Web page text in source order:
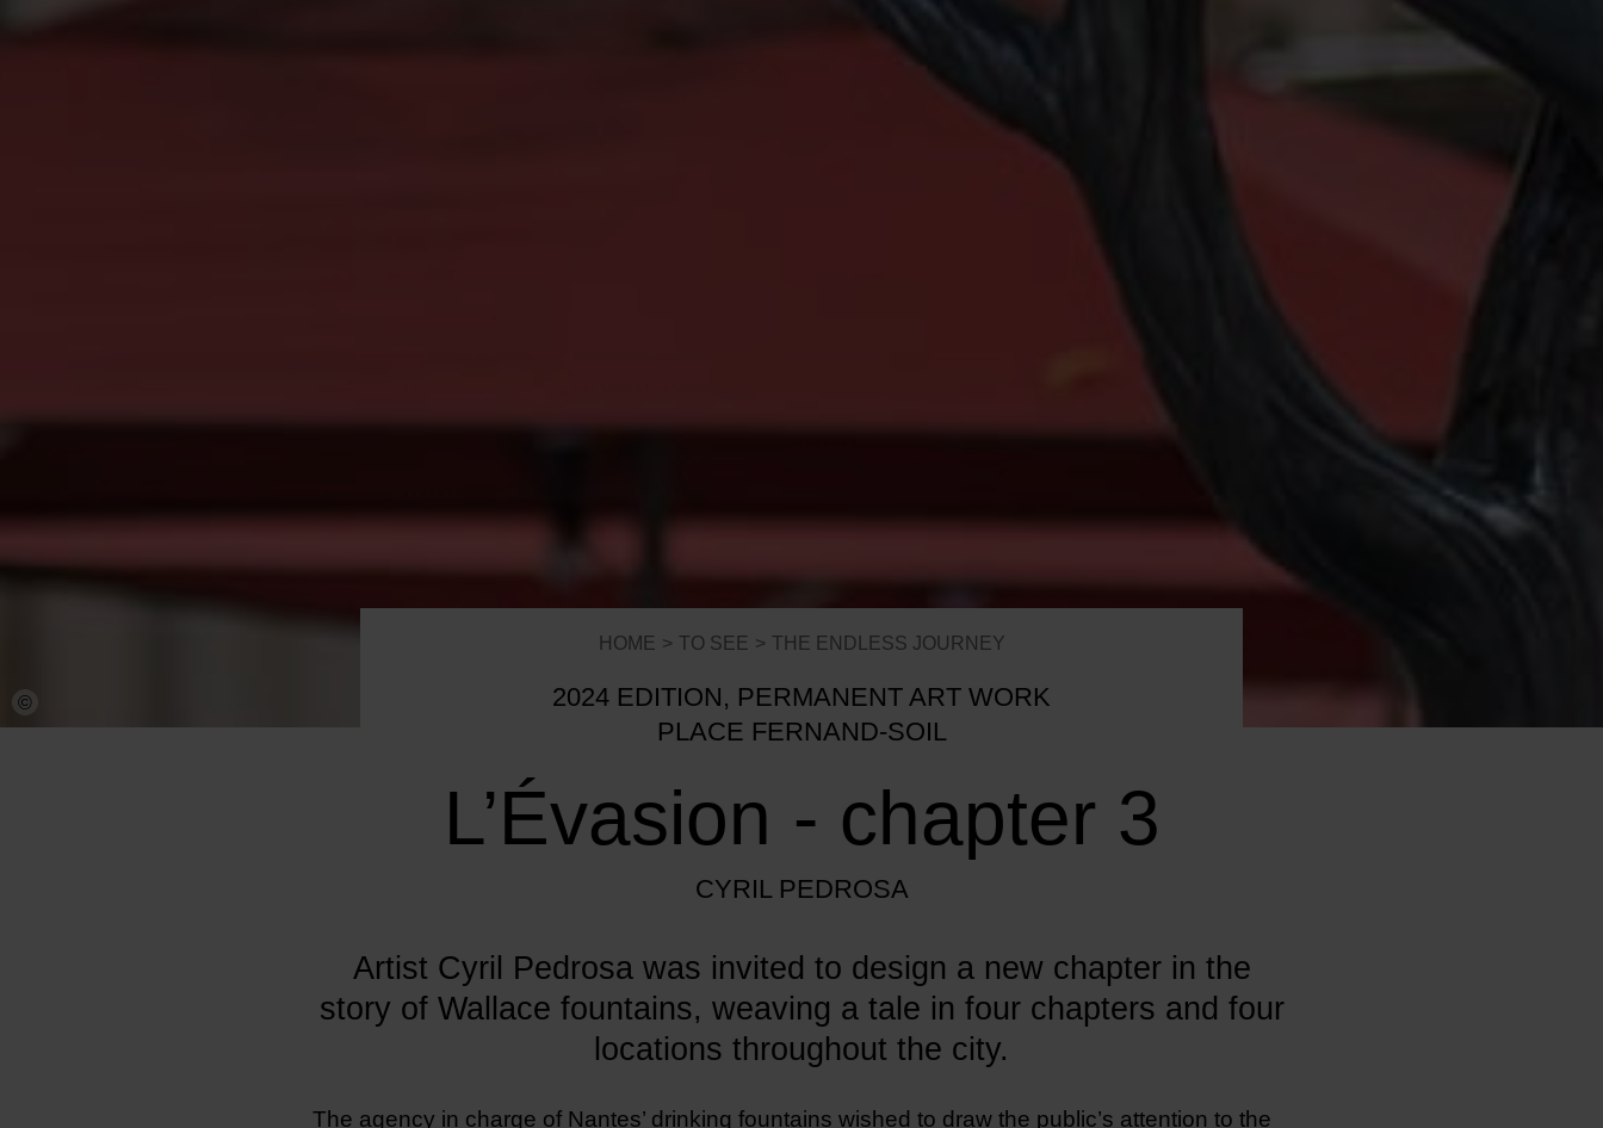
©
HOME TO SEE THE ENDLESS JOURNEY
2024 EDITION, PERMANENT ART WORK
PLACE FERNAND-SOIL
L’Évasion - chapter 3
CYRIL PEDROSA
Artist Cyril Pedrosa was invited to design a new chapter in the
story of Wallace fountains, weaving a tale in four chapters and four
locations throughout the city.
The agency in charge of Nantes’ drinking fountains wished to draw the public’s attention to the